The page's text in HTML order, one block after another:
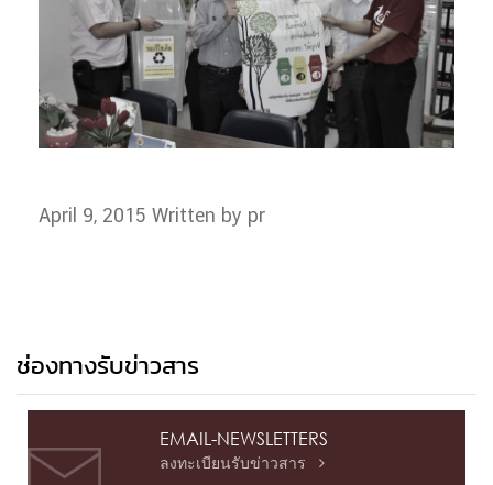
April 9, 2015Written by pr
ช่องทางรับข่าวสาร
EMAIL-NEWSLETTERS
ลงทะเบียนรับข่าวสาร 